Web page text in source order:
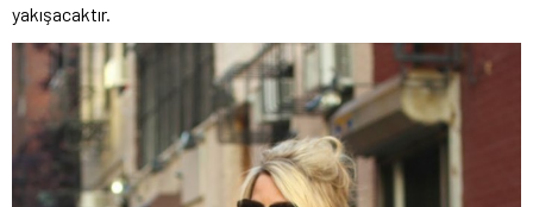
yakışacaktır.